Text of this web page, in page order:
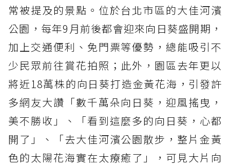
常被提及的景點。位於台北市區的大佳河濱
公園，每年9月前後都會迎來向日葵盛開期，
加上交通便利、免門票等優勢，總能吸引不
少民眾前往賞花拍照；此外，園區去年更以
將近18萬株的向日葵打造金黃花海，引發許
多網友大讚「數千萬朵向日葵，迎風搖曳，
美不勝收」、「看到這麼多的向日葵，心都
開了」、「去大佳河濱公園散步，整片金黃
色的太陽花海實在太療癒了」，可見大片向